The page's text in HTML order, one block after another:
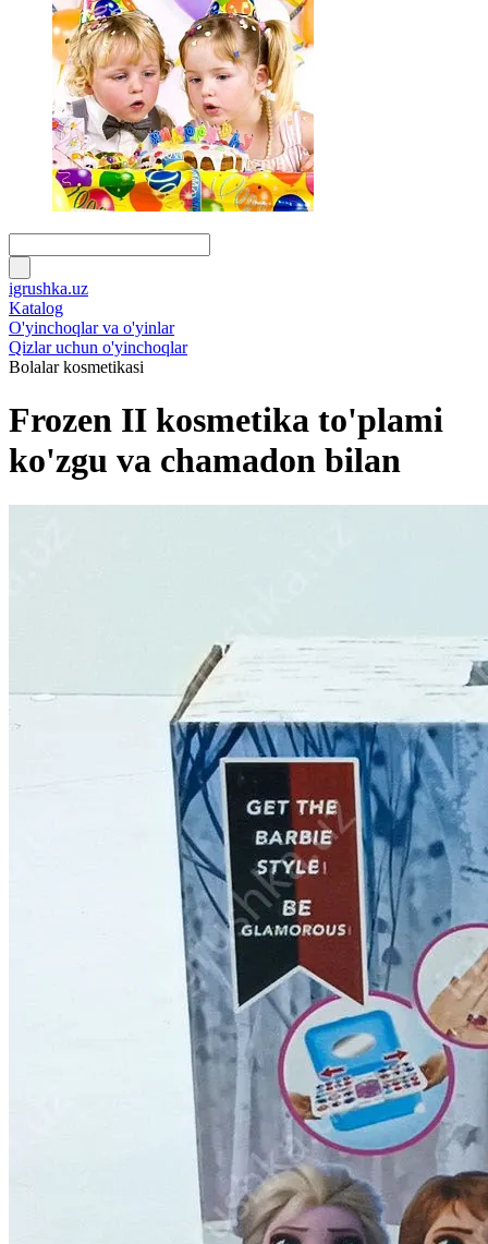
igrushka.uz
Katalog
O'yinchoqlar va o'yinlar
Qizlar uchun o'yinchoqlar
Bolalar kosmetikasi
Frozen II kosmetika to'plami
ko'zgu va chamadon bilan